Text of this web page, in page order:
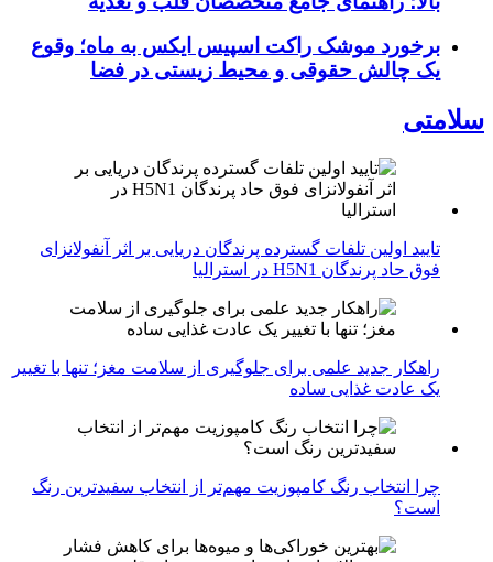
برخورد موشک راکت اسپیس ایکس به ماه؛ وقوع
یک چالش حقوقی و محیط زیستی در فضا
سلامتی
تایید اولین تلفات گسترده پرندگان دریایی بر اثر آنفولانزای
فوق حاد پرندگان H5N1 در استرالیا
راهکار جدید علمی برای جلوگیری از سلامت مغز؛ تنها با تغییر
یک عادت غذایی ساده
چرا انتخاب رنگ کامپوزیت مهم‌تر از انتخاب سفیدترین رنگ
است؟